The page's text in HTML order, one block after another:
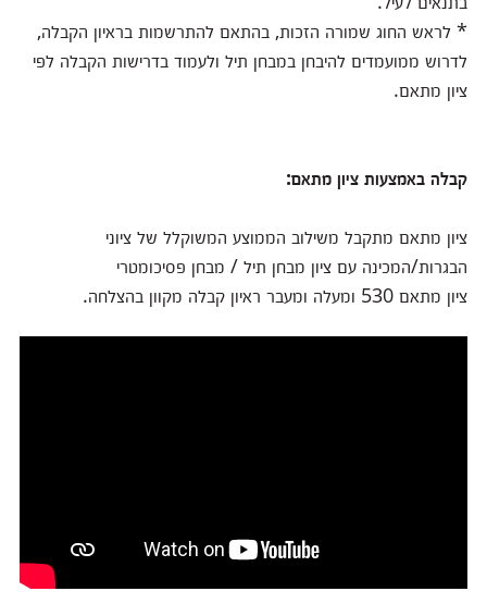
* לראש החוג שמורה הזכות, בהתאם להתרשמות בראיון הקבלה,
לדרוש ממועמדים להיבחן במבחן תיל ולעמוד בדרישות הקבלה לפי
ציון מתאם.
קבלה באמצעות ציון מתאם:
ציון מתאם מתקבל משילוב הממוצע המשוקלל של ציוני
הבגרות/המכינה עם ציון מבחן תיל / מבחן פסיכומטרי
ציון מתאם 530 ומעלה ומעבר ראיון קבלה מקוון בהצלחה.